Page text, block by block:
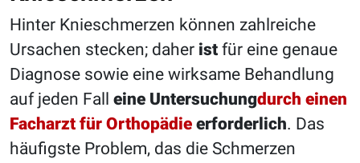
Hinter Knieschmerzen können zahlreiche
Ursachen stecken; daher ist für eine genaue
Diagnose sowie eine wirksame Behandlung
auf jeden Fall eine Untersuchungdurch einen
Facharzt für Orthopädie erforderlich. Das
häufigste Problem, das die Schmerzen